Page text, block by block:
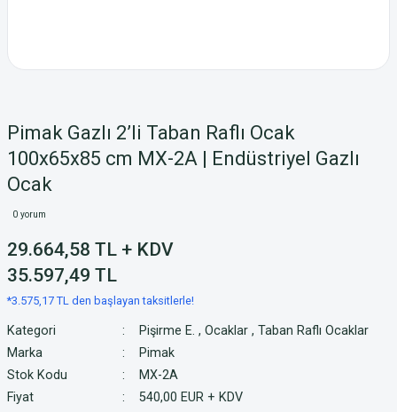
Pimak Gazlı 2’li Taban Raflı Ocak
100x65x85 cm MX-2A | Endüstriyel Gazlı
Ocak
0 yorum
29.664,58 TL + KDV
35.597,49 TL
*3.575,17 TL den başlayan taksitlerle!
Kategori Pişirme E. , Ocaklar , Taban Raflı Ocaklar
Marka
Pimak
Stok Kodu
MX-2A
Fiyat
540,00 EUR + KDV